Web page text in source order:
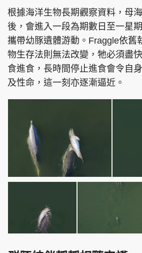
根據海洋生物長期觀察資料，母
後，會進入一段為期數日至一星
攜帶幼豚遺體游動。Fraggle依舊
物生存法則無法改變，牠必須盡
食進食，長時間停止進食會令自
及性命，這一刻亦逐漸逼近。